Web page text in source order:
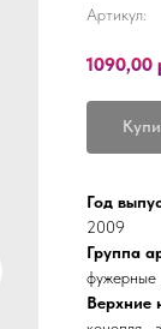
Артикул:
1090,00
Год
2009
Группа
фужерные
Верхние